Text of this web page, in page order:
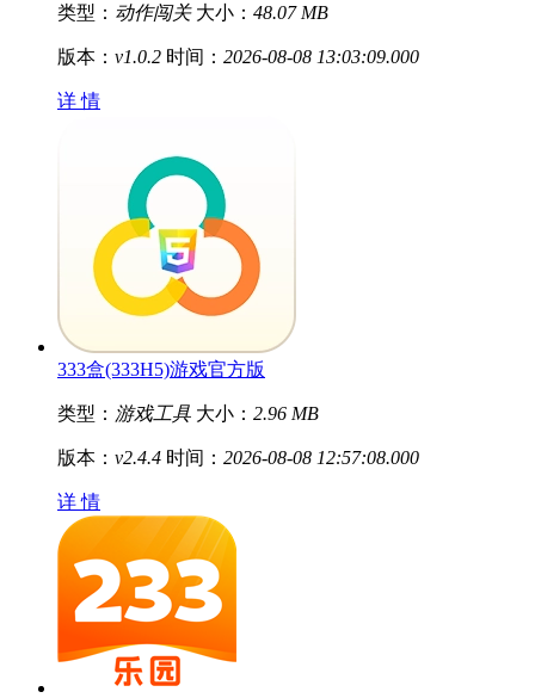
类型： 动作闯关 大小： 48.07 MB
版本： v1.0.2 时间： 2026-08-08 13:03:09.000
详 情
333盒(333H5)游戏官方版
类型： 游戏工具 大小： 2.96 MB
版本： v2.4.4 时间： 2026-08-08 12:57:08.000
详 情